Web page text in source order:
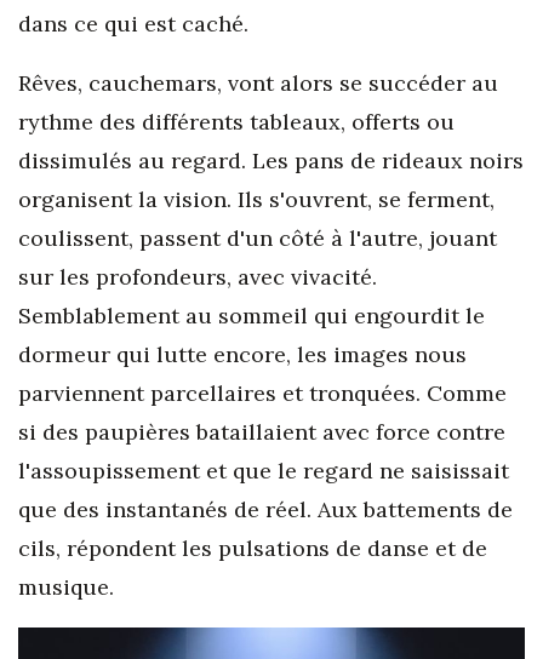
dans ce qui est caché.
Rêves, cauchemars, vont alors se succéder au
rythme des différents tableaux, offerts ou
dissimulés au regard. Les pans de rideaux noirs
organisent la vision. Ils s'ouvrent, se ferment,
coulissent, passent d'un côté à l'autre, jouant
sur les profondeurs, avec vivacité.
Semblablement au sommeil qui engourdit le
dormeur qui lutte encore, les images nous
parviennent parcellaires et tronquées. Comme
si des paupières bataillaient avec force contre
l'assoupissement et que le regard ne saisissait
que des instantanés de réel. Aux battements de
cils, répondent les pulsations de danse et de
musique.